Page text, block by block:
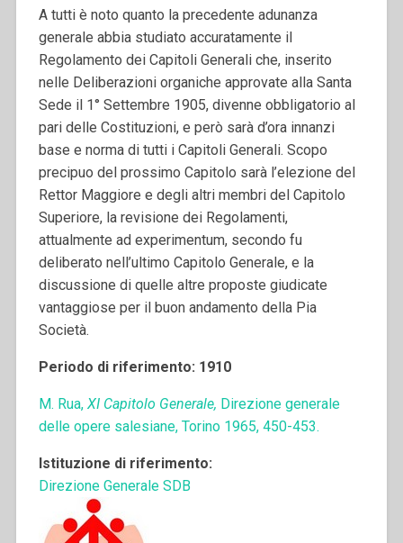
A tutti è noto quanto la precedente adunanza
generale abbia studiato accuratamente il
Regolamento dei Capitoli Generali che, inserito
nelle Deliberazioni organiche approvate alla Santa
Sede il 1° Settembre 1905, divenne obbligatorio al
pari delle Costituzioni, e però sarà d’ora innanzi
base e norma di tutti i Capitoli Generali. Scopo
precipuo del prossimo Capitolo sarà l’elezione del
Rettor Maggiore e degli altri membri del Capitolo
Superiore, la revisione dei Regolamenti,
attualmente ad experimentum, secondo fu
deliberato nell’ultimo Capitolo Generale, e la
discussione di quelle altre proposte giudicate
vantaggiose per il buon andamento della Pia
Società.
Periodo di riferimento: 1910
M. Rua, XI Capitolo Generale, Direzione generale
delle opere salesiane, Torino 1965, 450-453.
Istituzione di riferimento:
Direzione Generale SDB